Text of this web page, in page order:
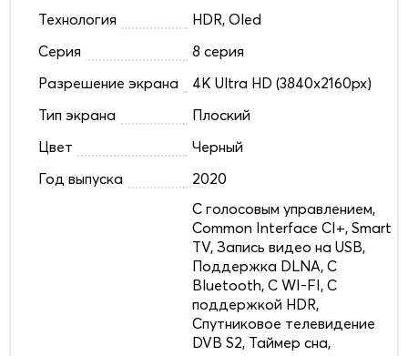
Технология
HDR, Oled
Серия
8 серия
Разрешение экрана
4K Ultra HD (3840x2160px)
Тип экрана
Плоский
Цвет
Черный
Год выпуска
2020
C голосовым управлением,
Common Interface CI+, Smart
TV, Запись видео на USB,
Поддержка DLNA, С
Bluetooth, С WI-FI, С
поддержкой HDR,
Спутниковое телевидение
DVB S2, Таймер сна,